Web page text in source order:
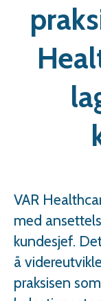
VAR
med
kundesjef.
å
praksisen